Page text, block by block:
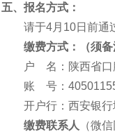
五、报名方式：
请于4月10日前通过
缴费方式：
（须
户 名：陕西省口
账 号：
开户行：西安银行
缴费联系人
（微